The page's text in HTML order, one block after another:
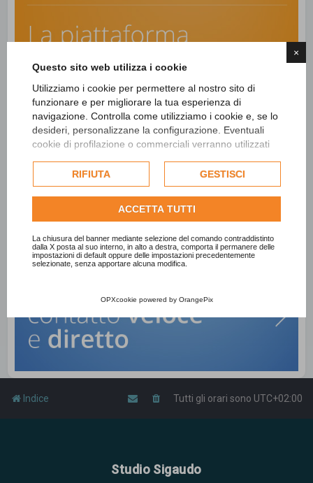
×
Questo sito web utilizza i cookie
Utilizziamo i cookie per permettere al nostro sito di
funzionare e per migliorare la tua esperienza di
navigazione. Controlla come utilizziamo i cookie e, se lo
desideri, personalizzane la configurazione. Eventuali
cookie di profilazione o commerciali verranno utilizzati
dell'utente e, se consentito, potrebbero essere utilizzati
per personalizzare gli annunci pubblicitari. Per ulteriori
informazioni su come Google utilizza i dati raccolti,
politica sulla privacy di Google
Consulta l'informativa cookie completa.
RIFIUTA GESTISCI
ACCETTA TUTTI
La chiusura del banner mediante selezione del comando contraddistinto
dalla X posta al suo interno, in alto a destra, comporta il permanere delle
impostazioni di default oppure delle impostazioni precedentemente
selezionate, senza apportare alcuna modifica.
OPXcookie powered by OrangePix
Indice Tutti gli orari sono UTC+02:00
Studio Sigaudo